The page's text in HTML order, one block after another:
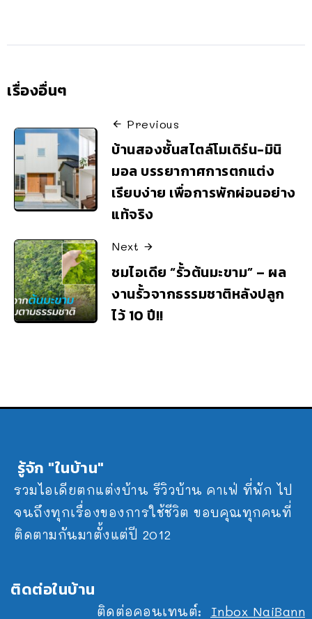
เรื่องอื่นๆ
Previous
บ้านสองชั้นสไตล์โมเดิร์น-มินิ
มอล บรรยากาศการตกแต่ง
เรียบง่าย เพื่อการพักผ่อนอย่าง
แท้จริง
Next
ชมไอเดีย “รั้วต้นมะขาม” – ผล
งานรั้วจากธรรมชาติหลังปลูก
ไว้ 10 ปี!!
รู้จัก "ในบ้าน"
รวมไอเดียตกแต่งบ้าน รีวิวบ้าน คาเฟ่ ที่พัก ไป
จนถึงทุกเรื่องของการใช้ชีวิต ขอบคุณทุกคนที่
ติดตามกันมาตั้งแต่ปี 2012
ติดต่อในบ้าน
ติดต่อคอนเทนต์: Inbox NaiBann